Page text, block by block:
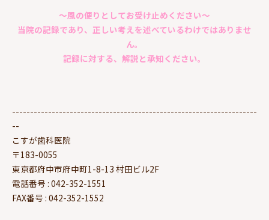
～風の便りとしてお受け止めください～
当院の記録であり、正しい考えを述べているわけではありませ
ん。
記録に対する、解説と承知ください。
--------------------------------------------------------------------
--
こすが歯科医院
〒183-0055
東京都府中市府中町1-8-13 村田ビル2F
電話番号 : 042-352-1551
FAX番号 : 042-352-1552